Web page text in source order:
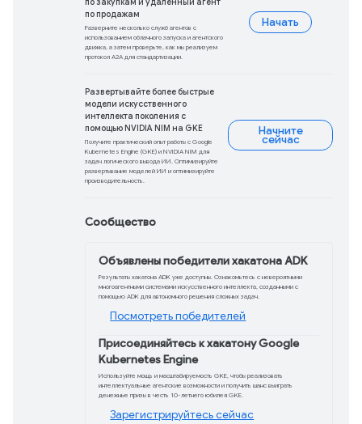
уже здесь
Решайте сложные задачи с помощью
доступен в составе Android Studio
платформы.
Загрузить сейчас
Chrome Prompt API
описательного альтернативного
возможности для создания
Попробуйте
Новые
одноразовых